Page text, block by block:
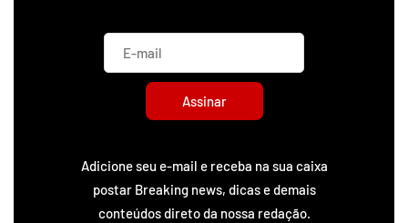
Assinar
Adicione seu e-mail e receba na sua caixa
postar Breaking news, dicas e demais
conteúdos direto da nossa redação.